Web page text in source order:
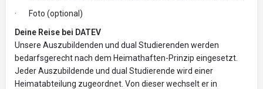
· Foto (optional)
Deine Reise bei DATEV
Unsere Auszubildenden und dual Studierenden werden
bedarfsgerecht nach dem Heimathaften-Prinzip eingesetzt.
Jeder Auszubildende und dual Studierende wird einer
Heimatabteilung zugeordnet. Von dieser wechselt er in